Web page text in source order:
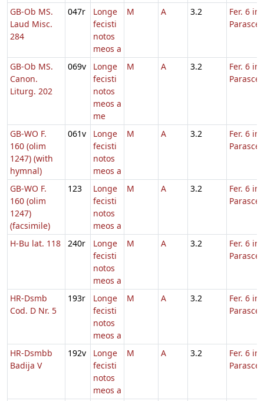
GB-Ob MS.
Laud Misc.
284
047r
Longe
fecisti
notos
meos a
M A 3.2
Fer. 6 in
GB-Ob MS.
Canon.
Liturg. 202
069v
Longe
fecisti
notos
meos a
me
M A 3.2
Fer. 6 in
GB-WO F.
160 (olim
1247) (with
hymnal)
061v
Longe
fecisti
notos
meos a
M A 3.2
Fer. 6 in
GB-WO F.
160 (olim
1247)
(facsimile)
123
Longe
fecisti
notos
meos a
M A 3.2
Fer. 6 in
H-Bu lat. 118 240r
Longe
fecisti
notos
meos a
M A 3.2
Fer. 6 in
HR-Dsmb
Cod. D Nr. 5
193r
Longe
fecisti
notos
meos a
M A 3.2
Fer. 6 in
HR-Dsmbb
Badija V
192v
Longe
fecisti
notos
meos a
M A 3.2
Fer. 6 in